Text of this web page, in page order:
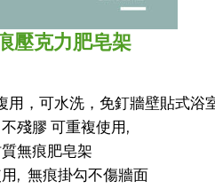
壓克力肥皂架
用，可水洗，免釘牆壁貼式浴
殘膠 可重複使用,
無痕肥皂架
, 無痕掛勾不傷牆面